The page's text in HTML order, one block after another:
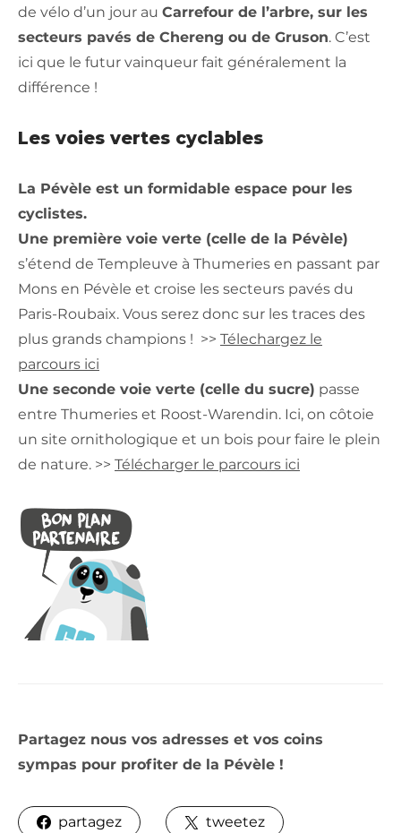
de vélo d’un jour au Carrefour de l’arbre, sur les
secteurs pavés de Chereng ou de Gruson. C’est
ici que le futur vainqueur fait généralement la
différence !
Les voies vertes cyclables
La Pévèle est un formidable espace pour les
cyclistes.
Une première voie verte (celle de la Pévèle)
s’étend de Templeuve à Thumeries en passant par
Mons en Pévèle et croise les secteurs pavés du
Paris-Roubaix. Vous serez donc sur les traces des
plus grands champions ! >> Télechargez le
parcours ici
Une seconde voie verte (celle du sucre) passe
entre Thumeries et Roost-Warendin. Ici, on côtoie
un site ornithologique et un bois pour faire le plein
de nature. >> Télécharger le parcours ici
Partagez nous vos adresses et vos coins
sympas pour profiter de la Pévèle !
partagez tweetez